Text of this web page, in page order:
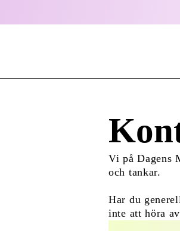
Vi på Dagens
och tankar.
Har du
inte att höra